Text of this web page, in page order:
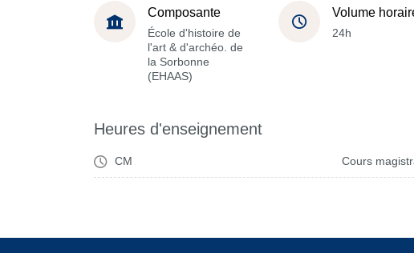
Composante
École d'histoire de
l'art & d'archéo. de
la Sorbonne
(EHAAS)
Volume
24h
Heures d'enseignement
CM Cours